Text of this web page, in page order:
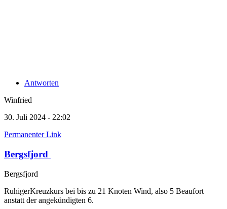
Antworten
Winfried
30. Juli 2024 - 22:02
Permanenter Link
Bergsfjord
Bergsfjord
RuhigerKreuzkurs bei bis zu 21 Knoten Wind, also 5 Beaufort
anstatt der angekündigten 6.